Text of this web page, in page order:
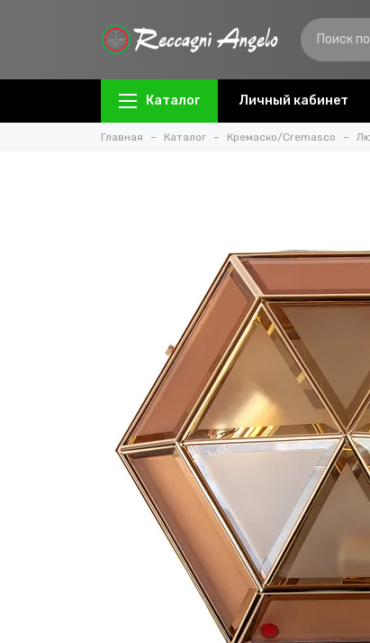
Каталог Личный кабинет
Главная Каталог Кремаско/Cremasco